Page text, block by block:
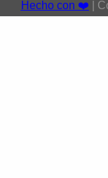
Hecho con ❤️ |